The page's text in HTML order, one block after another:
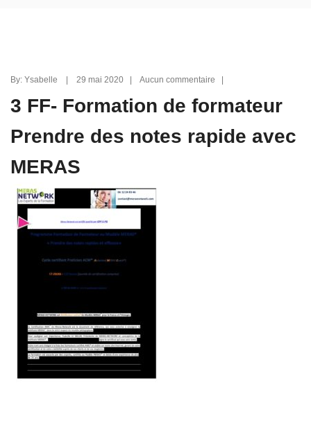
By: Ysabelle | 29 mai 2020 | Aucun commentaire |
3 FF- Formation de formateur
Prendre des notes rapide avec
MERAS